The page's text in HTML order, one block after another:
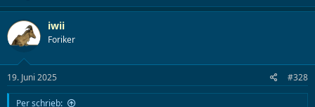
iwii
Foriker
19. Juni 2025 #328
Per schrieb: